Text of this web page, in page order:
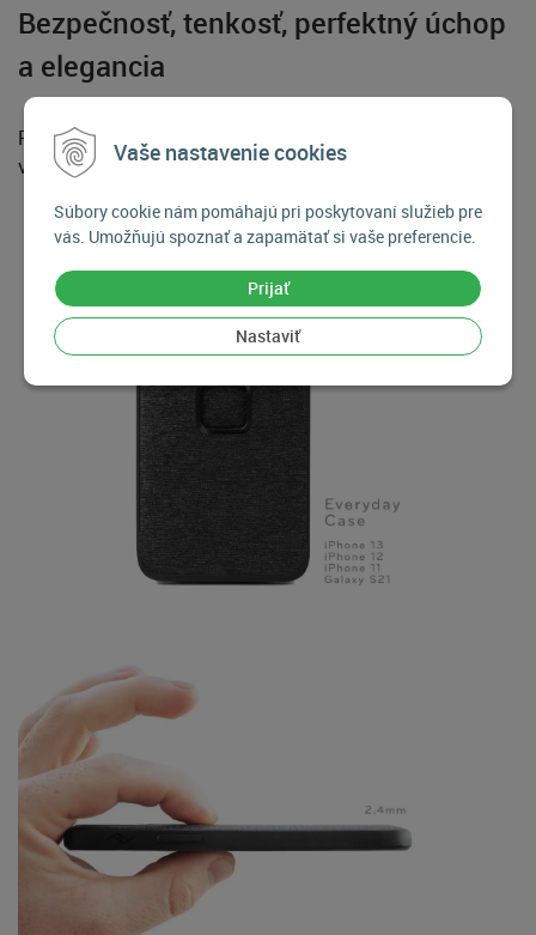
Vaše nastavenie cookies
Súbory cookie nám pomáhajú pri poskytovaní služieb pre
vás. Umožňujú spoznať a zapamätať si vaše preferencie.
Prijať
Nastaviť
Bezpečnosť, tenkosť, perfektný úchop
a elegancia
Pripravte sa na to, že v tomto kryte na telefón získate
všetko, čo ste kedy chceli, a to bez kompromisov.